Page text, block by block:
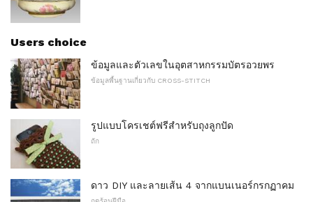
Users choice
ข้อมูลและตัวเลขในอุตสาหกรรมบัตรอวยพร
ข้อมูลพื้นฐานเกี่ยวกับ CROSS-STITCH
รูปแบบโครเชต์ฟรีสำหรับถุงลูกปัด
ถัก
ดาว DIY และลายเส้น 4 จากแบนเนอร์กรกฏาคม